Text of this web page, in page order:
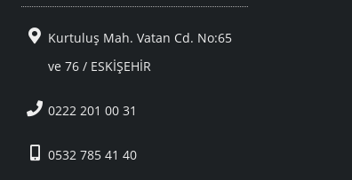
Kurtuluş Mah. Vatan Cd. No:65
ve 76 / ESKİŞEHİR
0222 201 00 31
0532 785 41 40